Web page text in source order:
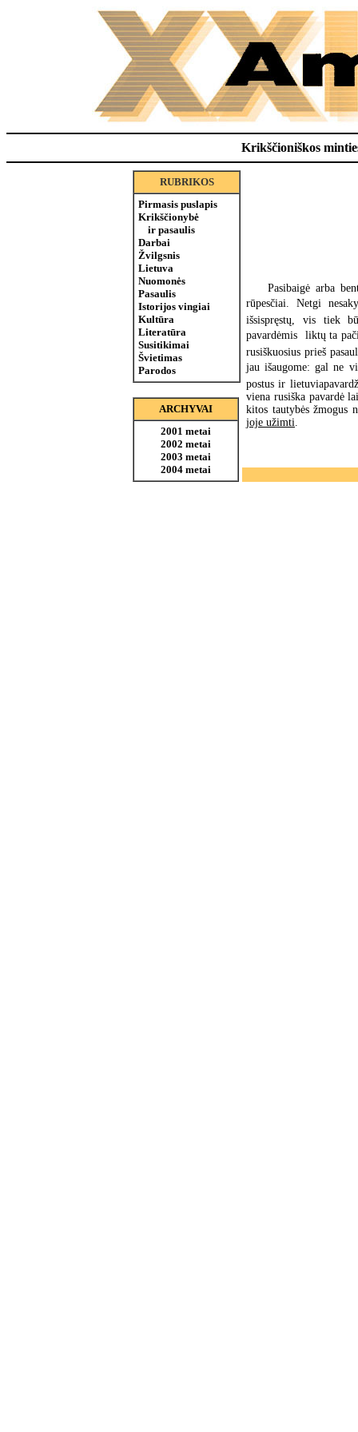
Krikščioniškos
RUBRIKOS
Pirmasis puslapis
Krikščionybė
ir pasaulis
Darbai
Žvilgsnis
Lietuva
Nuomonės
Pasaulis
Istorijos vingiai
Kultūra
Literatūra
Susitikimai
Švietimas
Parodos
ARCHYVAI
2001 metai
2002 metai
2003 metai
2004 metai
Pasibaigė arba
rūpesčiai. Netgi
išsispręstų, vis tiek
pavardėmis  liktų ta
rusiškuosius prieš
jau išaugome: gal ne
postus ir
viena rusiška pavardė
kitos tautybės žmogus
joje užimti